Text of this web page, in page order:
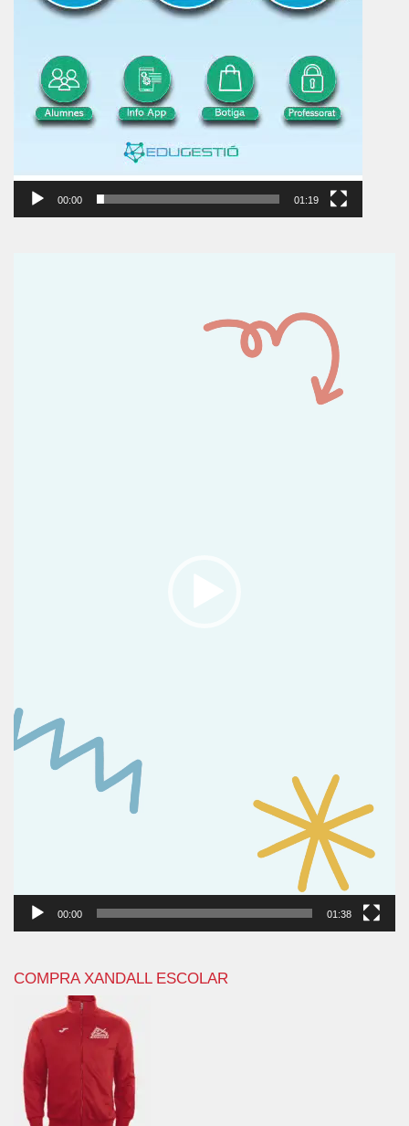
00:00 01:19
00:00 01:38
COMPRA XANDALL ESCOLAR